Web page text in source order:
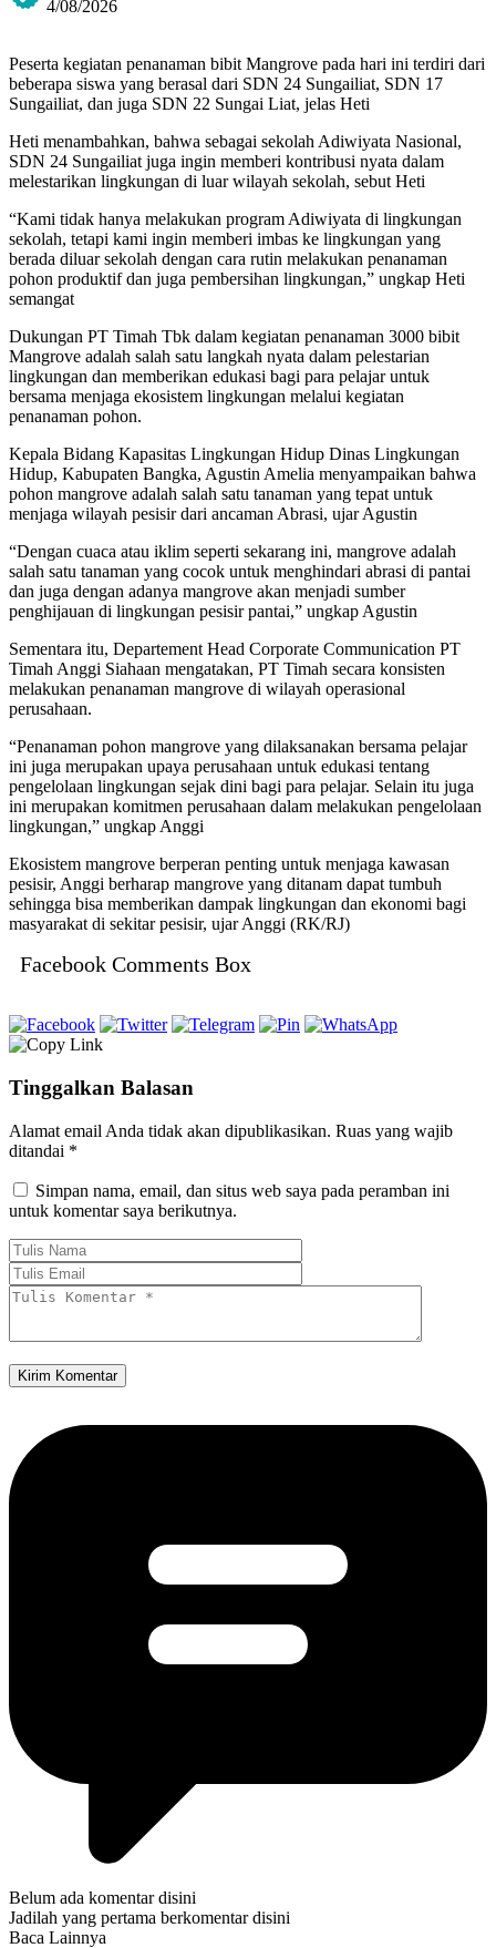
4/08/2026
Peserta kegiatan penanaman bibit Mangrove pada hari ini terdiri dari
beberapa siswa yang berasal dari SDN 24 Sungailiat, SDN 17
Sungailiat, dan juga SDN 22 Sungai Liat, jelas Heti
Heti menambahkan, bahwa sebagai sekolah Adiwiyata Nasional,
SDN 24 Sungailiat juga ingin memberi kontribusi nyata dalam
melestarikan lingkungan di luar wilayah sekolah, sebut Heti
“Kami tidak hanya melakukan program Adiwiyata di lingkungan
sekolah, tetapi kami ingin memberi imbas ke lingkungan yang
berada diluar sekolah dengan cara rutin melakukan penanaman
pohon produktif dan juga pembersihan lingkungan,” ungkap Heti
semangat
Dukungan PT Timah Tbk dalam kegiatan penanaman 3000 bibit
Mangrove adalah salah satu langkah nyata dalam pelestarian
lingkungan dan memberikan edukasi bagi para pelajar untuk
bersama menjaga ekosistem lingkungan melalui kegiatan
penanaman pohon.
Kepala Bidang Kapasitas Lingkungan Hidup Dinas Lingkungan
Hidup, Kabupaten Bangka, Agustin Amelia menyampaikan bahwa
pohon mangrove adalah salah satu tanaman yang tepat untuk
menjaga wilayah pesisir dari ancaman Abrasi, ujar Agustin
“Dengan cuaca atau iklim seperti sekarang ini, mangrove adalah
salah satu tanaman yang cocok untuk menghindari abrasi di pantai
dan juga dengan adanya mangrove akan menjadi sumber
penghijauan di lingkungan pesisir pantai,” ungkap Agustin
Sementara itu, Departement Head Corporate Communication PT
Timah Anggi Siahaan mengatakan, PT Timah secara konsisten
melakukan penanaman mangrove di wilayah operasional
perusahaan.
“Penanaman pohon mangrove yang dilaksanakan bersama pelajar
ini juga merupakan upaya perusahaan untuk edukasi tentang
pengelolaan lingkungan sejak dini bagi para pelajar. Selain itu juga
ini merupakan komitmen perusahaan dalam melakukan pengelolaan
lingkungan,” ungkap Anggi
Ekosistem mangrove berperan penting untuk menjaga kawasan
pesisir, Anggi berharap mangrove yang ditanam dapat tumbuh
sehingga bisa memberikan dampak lingkungan dan ekonomi bagi
masyarakat di sekitar pesisir, ujar Anggi (RK/RJ)
Facebook Comments Box
Tinggalkan Balasan
Alamat email Anda tidak akan dipublikasikan. Ruas yang wajib
ditandai *
Simpan nama, email, dan situs web saya pada peramban ini
untuk komentar saya berikutnya.
Belum ada komentar disini
Jadilah yang pertama berkomentar disini
Baca Lainnya